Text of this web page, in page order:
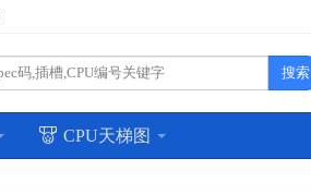
搜索
CPU天梯图